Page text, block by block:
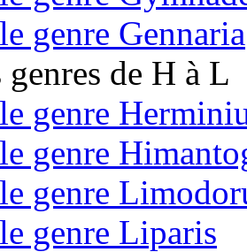
le genre Gennaria
genres de H à L
le genre
le genre
le genre
le genre Liparis